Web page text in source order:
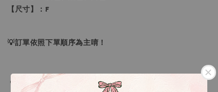
【尺寸】：F
💡訂單依照下單順序為主唷！
🔍IG搜尋：Sevenjewelry.co